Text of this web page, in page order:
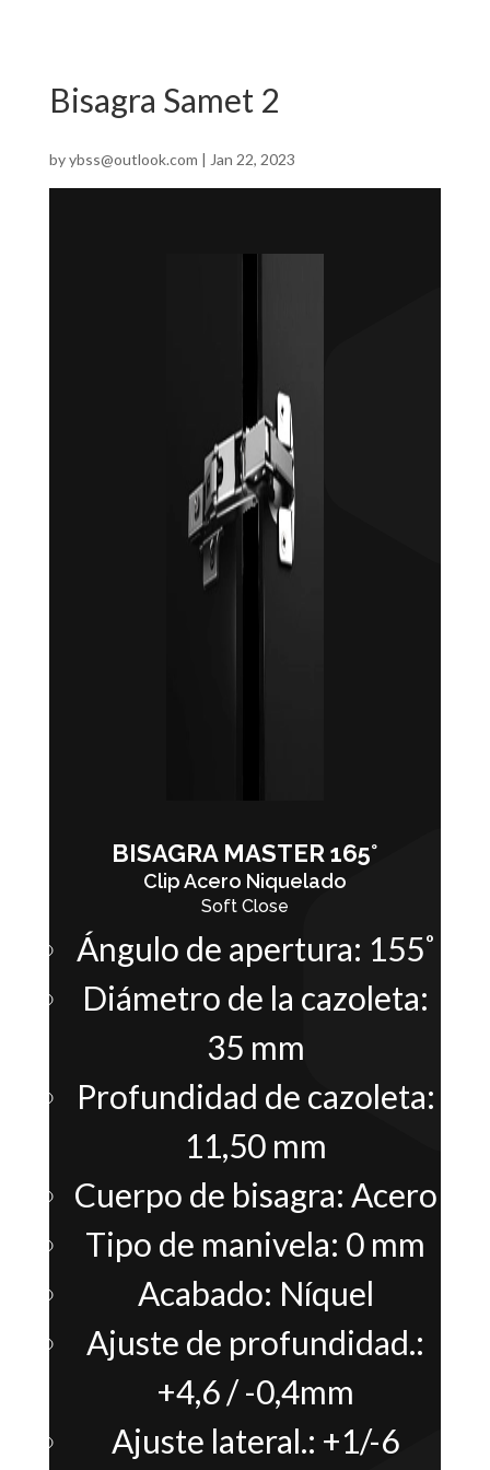
Bisagra Samet 2
byybss@outlook.com | Jan 22, 2023
BISAGRA MASTER 165°
Clip Acero Niquelado
Soft Close
Ángulo de apertura: 155˚
Diámetro de la cazoleta:
35 mm
Profundidad de cazoleta:
11,50 mm
Cuerpo de bisagra: Acero
Tipo de manivela: 0 mm
Acabado: Níquel
Ajuste de profundidad.:
+4,6 / -0,4mm
Ajuste lateral.: +1/-6